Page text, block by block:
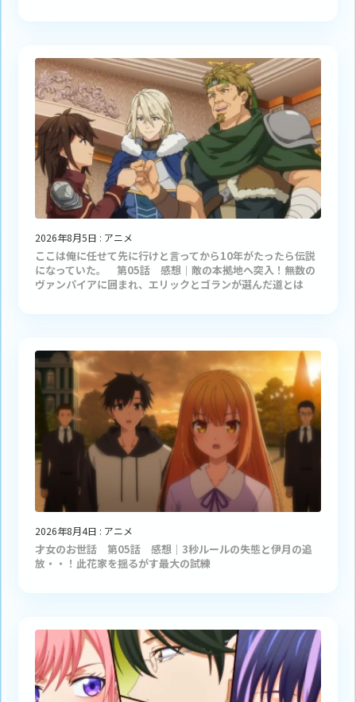
2026年8月5日 : アニメ
ここは俺に任せて先に行けと言ってから10年がたったら伝説
になっていた。 第05話 感想｜敵の本拠地へ突入！無数の
ヴァンパイアに囲まれ、エリックとゴランが選んだ道とは
2026年8月4日 : アニメ
才女のお世話 第05話 感想｜3秒ルールの失態と伊月の追
放・・！此花家を揺るがす最大の試練